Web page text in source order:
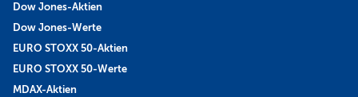
Dow Jones-Aktien
Dow Jones-Werte
EURO STOXX 50-Aktien
EURO STOXX 50-Werte
MDAX-Aktien